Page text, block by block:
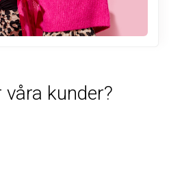
våra kunder?